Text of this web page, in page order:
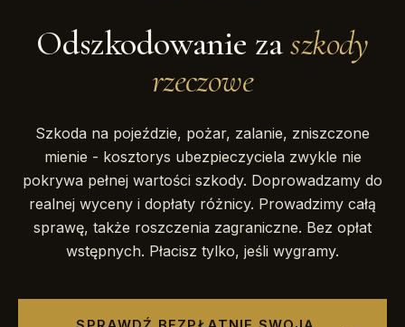
Odszkodowanie zaszkody
rzeczowe
Szkoda na pojeździe, pożar, zalanie, zniszczone
mienie - kosztorys ubezpieczyciela zwykle nie
pokrywa pełnej wartości szkody. Doprowadzamy do
realnej wyceny i dopłaty różnicy. Prowadzimy całą
sprawę, także roszczenia zagraniczne. Bez opłat
wstępnych. Płacisz tylko, jeśli wygramy.